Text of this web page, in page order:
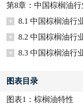
第8章：中国棕榈油
+
8.1 中国棕榈油行
+
8.2 中国棕榈油行
+
8.3 中国棕榈油行
图表目录
图表1：棕榈油特性